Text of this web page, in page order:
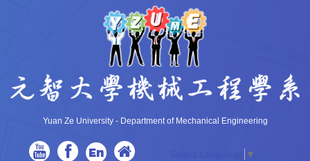
Yuan Ze University - Department of Mechanical Engineering
En ▼